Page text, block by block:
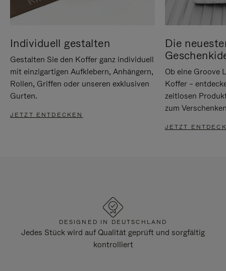
Individuell gestalten
Gestalten Sie den Koffer ganz individuell
mit einzigartigen Aufklebern, Anhängern,
Rollen, Griffen oder unseren exklusiven
Gurten.
JETZT ENTDECKEN
Die
Ob eine Groove
Koffer –
zeitlosen
zum
JETZT
DESIGNED IN DEUTSCHLAND
Jedes Stück wird auf Qualität geprüft und sorgfältig
kontrolliert